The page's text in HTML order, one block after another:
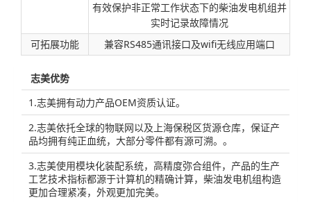
有效保护非正常工作状态下的柴油发电机组并
实时记录故障情况
可拓展功能
兼容RS485通讯接口及wifi无线应用端口
志美优势
1.志美拥有动力产品OEM资质认证。
2.志美依托全球的物联网以及上海保税区货源仓库，保证产
品均拥有纯正血统，大部分零件都有源可溯。。
3.志美使用模块化装配系统，高精度弥合组件，产品的生产
工艺技术指标都源于计算机的精确计算，柴油发电机组构造
更加合理紧凑，外观更加完美。